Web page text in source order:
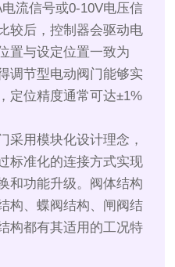
流信号或0-10V电压信
较后，控制器会驱动电
置与设定位置一致为
调节型电动阀门能够实
定位精度通常可达±1%
采用模块化设计理念，
标准化的连接方式实现
和功能升级。阀体结构
构、蝶阀结构、闸阀结
构都有其适用的工况特